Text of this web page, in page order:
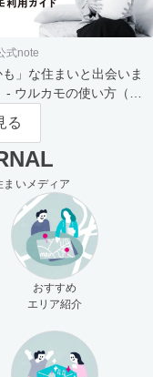
式note
も」な住まいと出会いま
- ウルカモの使い方（買
）
る
まいメディア
おすすめ
エリア紹介